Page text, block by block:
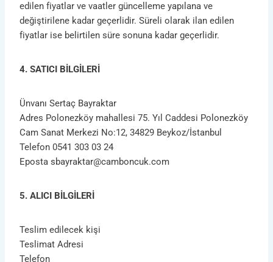
edilen fiyatlar ve vaatler güncelleme yapılana ve
değiştirilene kadar geçerlidir. Süreli olarak ilan edilen
fiyatlar ise belirtilen süre sonuna kadar geçerlidir.
4. SATICI BİLGİLERİ
Ünvanı Sertaç Bayraktar
Adres Polonezköy mahallesi 75. Yıl Caddesi Polonezköy
Cam Sanat Merkezi No:12, 34829 Beykoz/İstanbul
Telefon 0541 303 03 24
Eposta sbayraktar@camboncuk.com
5. ALICI BİLGİLERİ
Teslim edilecek kişi
Teslimat Adresi
Telefon